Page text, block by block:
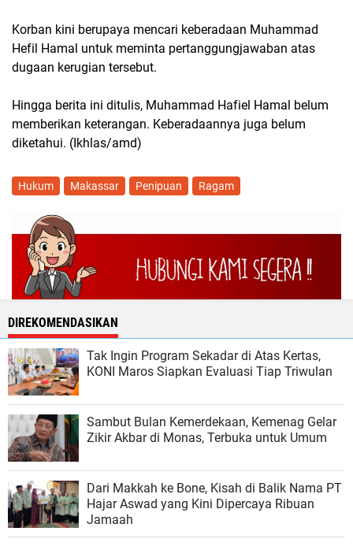
Korban kini berupaya mencari keberadaan Muhammad
Hefil Hamal untuk meminta pertanggungjawaban atas
dugaan kerugian tersebut.
Hingga berita ini ditulis, Muhammad Hafiel Hamal belum
memberikan keterangan. Keberadaannya juga belum
diketahui. (Ikhlas/amd)
Hukum Makassar Penipuan Ragam
DIREKOMENDASIKAN
Tak Ingin Program Sekadar di Atas Kertas,
KONI Maros Siapkan Evaluasi Tiap Triwulan
Sambut Bulan Kemerdekaan, Kemenag Gelar
Zikir Akbar di Monas, Terbuka untuk Umum
Dari Makkah ke Bone, Kisah di Balik Nama PT
Hajar Aswad yang Kini Dipercaya Ribuan
Jamaah